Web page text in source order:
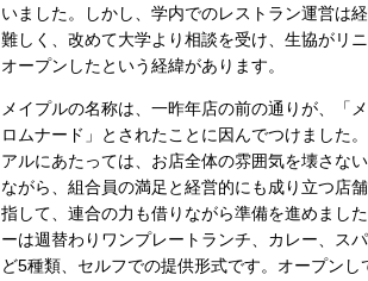
いました。しかし、学内でのレストラン運営は
難しく、改めて大学より相談を受け、生協がリ
オープンしたという経緯があります。
メイプルの名称は、一昨年店の前の通りが、「
ロムナード」とされたことに因んでつけました
アルにあたっては、お店全体の雰囲気を壊さな
ながら、組合員の満足と経営的にも成り立つ店
指して、連合の力も借りながら準備を進めまし
ーは週替わりワンプレートランチ、カレー、ス
ど5種類、セルフでの提供形式です。オープンし